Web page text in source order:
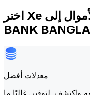
اختر Xe عند إرسال الأموال إلى ISLAMI
BANK
معدلات أفضل
واكتشف التوفير. غالبًا ما